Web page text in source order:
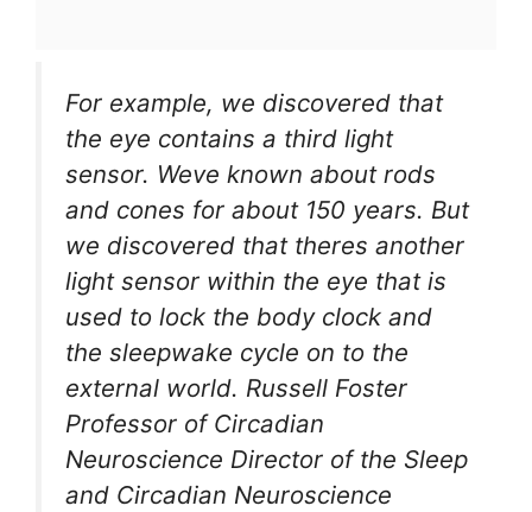
For example, we discovered that
the eye contains a third light
sensor. Weve known about rods
and cones for about 150 years. But
we discovered that theres another
light sensor within the eye that is
used to lock the body clock and
the sleepwake cycle on to the
external world. Russell Foster
Professor of Circadian
Neuroscience Director of the Sleep
and Circadian Neuroscience